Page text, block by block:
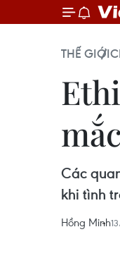
THẾ GIỚI
Các
khi tình
Hồng Minh